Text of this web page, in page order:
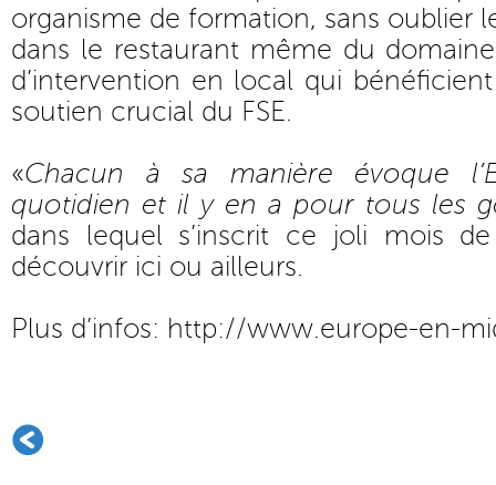
organisme de formation, sans oublier
dans le restaurant même du
d’intervention en local qui
soutien crucial du FSE.
«Chacun à sa manière évoque
quotidien et il y en a pour tous les
dans lequel s’inscrit ce joli mois
découvrir ici ou ailleurs.
Plus d’infos: http://www.europe-en-